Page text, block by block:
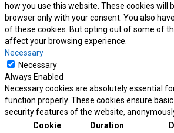
how you use this website. These cookies will
browser only with your consent. You also
of these cookies. But opting out of some of
affect your browsing experience.
Necessary
Necessary
Always Enabled
Necessary cookies are absolutely essential
function properly. These cookies ensure
security features of the website,
Cookie
Duration